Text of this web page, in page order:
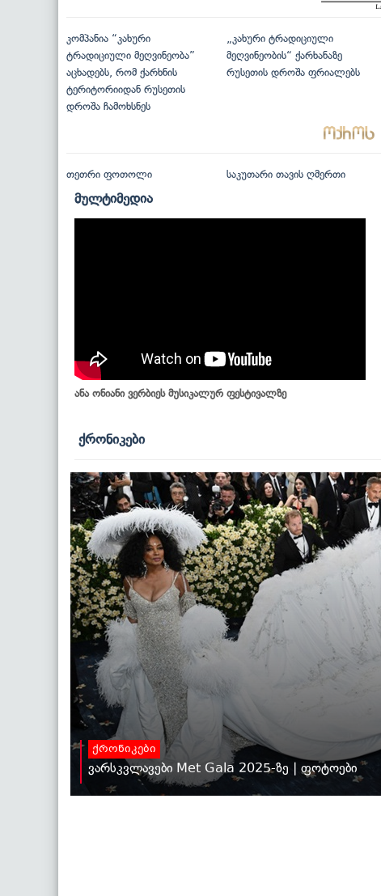
კომპანია “კახური
ტრადიციული მეღვინეობა”
აცხადებს, რომ ქარხნის
ტერიტორიიდან რუსეთის
დროშა ჩამოხსნეს
„კახური ტრადიციული
მეღვინეობის“ ქარხანაზე
რუსეთის დროშა ფრიალებს
თეთრი ფოთოლი საკუთარი თავის ღმერთი
მულტიმედია
ანა ონიანი ვერბიეს მუსიკალურ ფესტივალზე
ქრონიკები
ქრონიკები
ვარსკვლავები Met Gala 2025-ზე | ფოტოები